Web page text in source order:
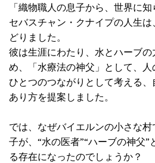
「織物職人の息子から、世界に知
セバスチャン・クナイプの人生
どりました。
彼は生涯にわたり、水とハーブ
め、「水療法の神父」として、
ひとつのつながりとして考える
あり方を提案しました。
では、なぜバイエルンの小さな
子が、“水の医者”“ハーブの神父
る存在になったのでしょうか？